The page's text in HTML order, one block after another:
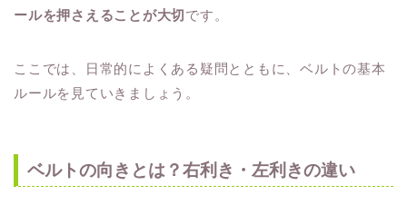
ールを押さえることが大切です。
ここでは、日常的によくある疑問とともに、ベルトの基本
ルールを見ていきましょう。
ベルトの向きとは？右利き・左利きの違い